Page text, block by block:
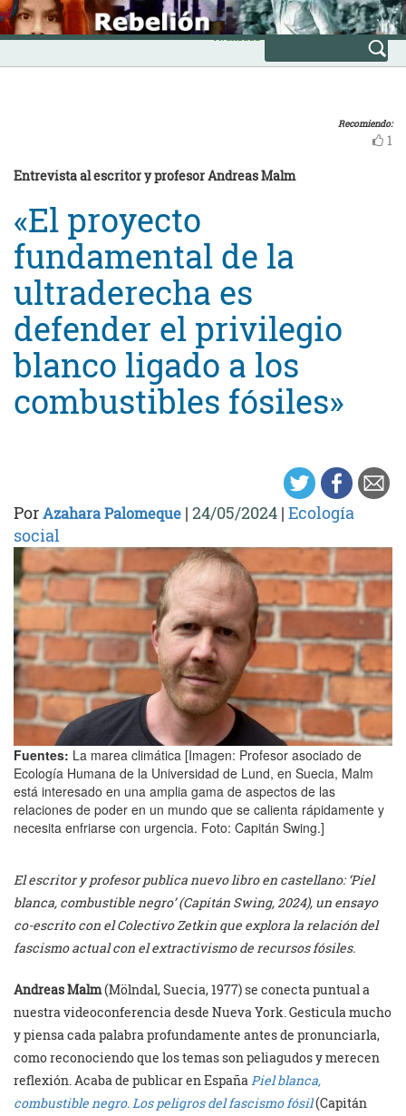
Skip
to
content
INICIO
Avanzada
Recomiendo:
1
Entrevista al escritor y profesor Andreas Malm
«El proyecto
fundamental de la
ultraderecha es
defender el privilegio
blanco ligado a los
combustibles fósiles»
PorAzahara Palomeque | 24/05/2024 | Ecología
social
Fuentes: La marea climática [Imagen: Profesor asociado de
Ecología Humana de la Universidad de Lund, en Suecia, Malm
está interesado en una amplia gama de aspectos de las
relaciones de poder en un mundo que se calienta rápidamente y
necesita enfriarse con urgencia. Foto: Capitán Swing.]
El escritor y profesor publica nuevo libro en castellano: ‘Piel
blanca, combustible negro’ (Capitán Swing, 2024), un ensayo
co-escrito con el Colectivo Zetkin que explora la relación del
fascismo actual con el extractivismo de recursos fósiles.
Andreas Malm(Mölndal, Suecia, 1977) se conecta puntual a
nuestra videoconferencia desde Nueva York. Gesticula mucho
y piensa cada palabra profundamente antes de pronunciarla,
como reconociendo que los temas son peliagudos y merecen
reflexión. Acaba de publicar en EspañaPiel blanca,
combustible negro. Los peligros del fascismo fósil(Capitán